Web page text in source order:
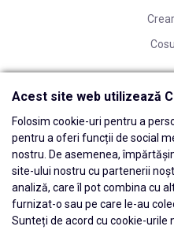
Acest site web utilizează
Folosim cookie-uri pentru a
pentru a oferi funcții de social
nostru. De asemenea,
site-ului nostru cu partenerii
analiză, care îl pot combina cu
furnizat-o sau pe care le-au
Sunteți de acord cu cookie-